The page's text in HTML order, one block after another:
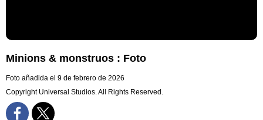
Minions & monstruos : Foto
Foto añadida el 9 de febrero de 2026
Copyright Universal Studios. All Rights Reserved.